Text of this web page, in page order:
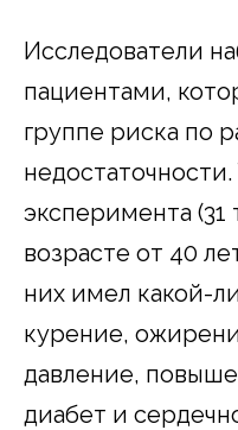
Исследователи
пациентами,
группе риска по
эксперимента (31
возрасте от 40
них имел какой-
курение,
давление,
диабет и